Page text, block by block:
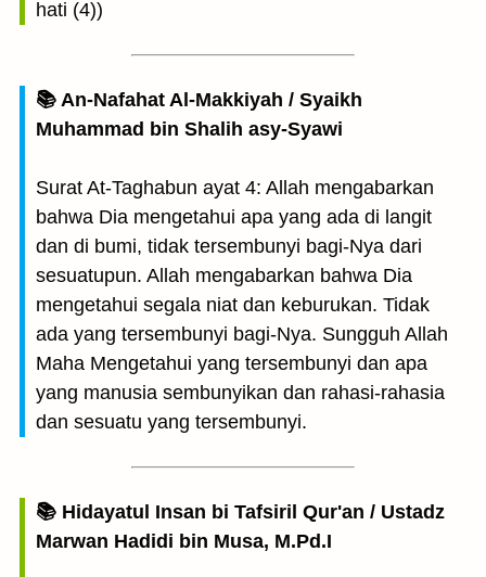
hati (4))
📚 An-Nafahat Al-Makkiyah / Syaikh
Muhammad bin Shalih asy-Syawi
Surat At-Taghabun ayat 4: Allah mengabarkan
bahwa Dia mengetahui apa yang ada di langit
dan di bumi, tidak tersembunyi bagi-Nya dari
sesuatupun. Allah mengabarkan bahwa Dia
mengetahui segala niat dan keburukan. Tidak
ada yang tersembunyi bagi-Nya. Sungguh Allah
Maha Mengetahui yang tersembunyi dan apa
yang manusia sembunyikan dan rahasi-rahasia
dan sesuatu yang tersembunyi.
📚 Hidayatul Insan bi Tafsiril Qur'an / Ustadz
Marwan Hadidi bin Musa, M.Pd.I